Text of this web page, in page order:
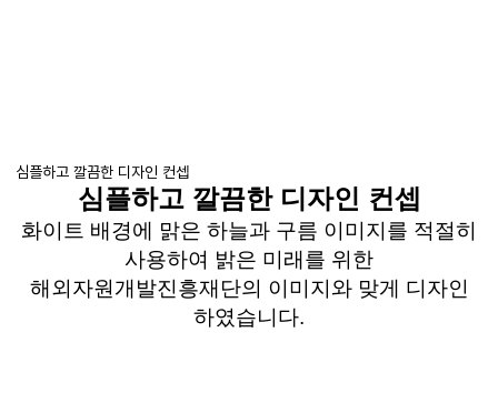
심플하고 깔끔한 디자인 컨셉
심플하고 깔끔한 디자인 컨셉
화이트 배경에 맑은 하늘과 구름 이미지를 적절히
사용하여 밝은 미래를 위한
해외자원개발진흥재단의 이미지와 맞게 디자인
하였습니다.